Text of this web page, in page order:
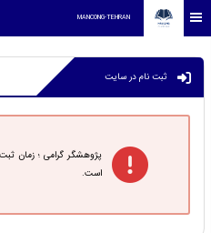
MANCONG-TEHRAN
ثبت نام در سایت
پژوهشگر گرامی ؛ زمان
است.